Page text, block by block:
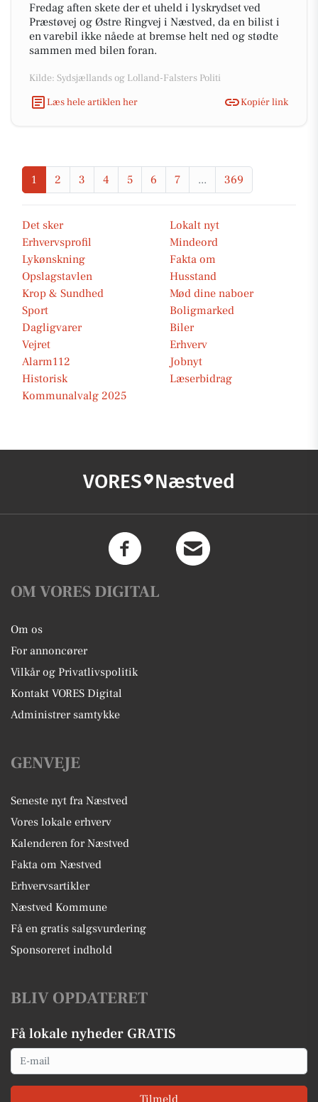
Fredag aften skete der et uheld i lyskrydset ved
Præstøvej og Østre Ringvej i Næstved, da en bilist i
en varebil ikke nåede at bremse helt ned og stødte
sammen med bilen foran.
Kilde: Sydsjællands og Lolland-Falsters Politi
Læs hele artiklen her
Kopiér link
1 2 3 4 5 6 7 ... 369
Det sker
Lokalt nyt
Erhvervsprofil
Mindeord
Lykønskning
Fakta om
Opslagstavlen
Husstand
Krop & Sundhed
Mød dine naboer
Sport
Boligmarked
Dagligvarer
Biler
Vejret
Erhverv
Alarm112
Jobnyt
Historisk
Læserbidrag
Kommunalvalg 2025
VORES Næstved
OM VORES DIGITAL
Om os
For annoncører
Vilkår og Privatlivspolitik
Kontakt VORES Digital
Administrer samtykke
GENVEJE
Seneste nyt fra Næstved
Vores lokale erhverv
Kalenderen for Næstved
Fakta om Næstved
Erhvervsartikler
Næstved Kommune
Få en gratis salgsvurdering
Sponsoreret indhold
BLIV OPDATERET
Få lokale nyheder GRATIS
Email
Tilmeld